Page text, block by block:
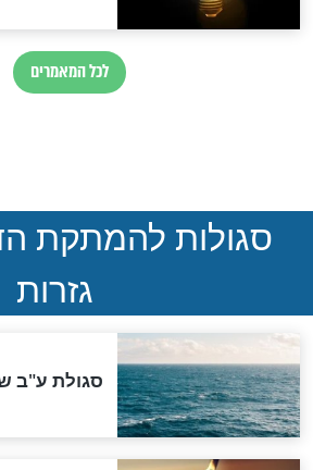
הותר לפרסום:
נהרגו בדרום לבנון
ואיראן: בלי
סימני שאלה
המסמך האבוד
במרתפי
הנדיר של